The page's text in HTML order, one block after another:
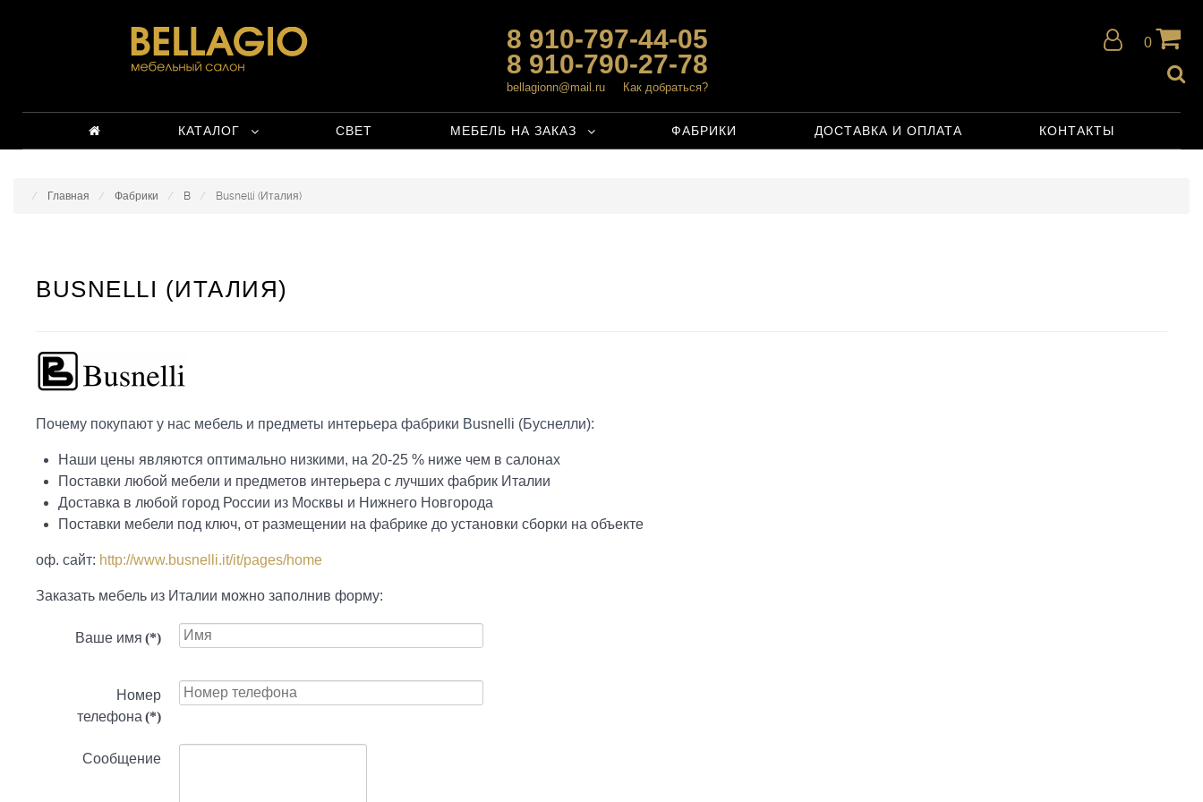
8 910-797-44-05
8 910-790-27-78
bellagionn@mail.ru Как добраться?
0
КАТАЛОГ СВЕТ МЕБЕЛЬ НА ЗАКАЗ ФАБРИКИ ДОСТАВКА И ОПЛАТА КОНТАКТЫ
Главная Фабрики B Busnelli (Италия)
BUSNELLI (ИТАЛИЯ)
Почему покупают у нас мебель и предметы интерьера фабрики Busnelli (Буснелли):
Наши цены являются оптимально низкими, на 20-25 % ниже чем в салонах
Поставки любой мебели и предметов интерьера с лучших фабрик Италии
Доставка в любой город России из Москвы и Нижнего Новгорода
Поставки мебели под ключ, от размещении на фабрике до установки сборки на объекте
оф. сайт: http://www.busnelli.it/it/pages/home
Заказать мебель из Италии можно заполнив форму:
Ваше имя (*)
Номер
телефона (*)
Сообщение